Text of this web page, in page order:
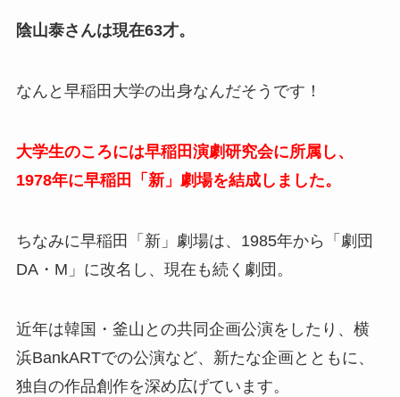
陰山泰さんは現在63才。
なんと早稲田大学の出身なんだそうです！
大学生のころには早稲田演劇研究会に所属し、
1978年に早稲田「新」劇場を結成しました。
ちなみに早稲田「新」劇場は、1985年から「劇団
DA・M」に改名し、現在も続く劇団。
近年は韓国・釜山との共同企画公演をしたり、横
浜BankARTでの公演など、新たな企画とともに、
独自の作品創作を深め広げています。